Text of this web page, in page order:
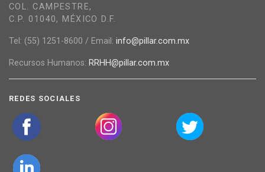
COL. CAMPESTRE,
C.P. 01040, MÉXICO D.F.
Tel: (55) 1251-8600 / Email: info@pillar.com.mx
Recursos Humanos: RRHH@pillar.com.mx
REDES SOCIALES